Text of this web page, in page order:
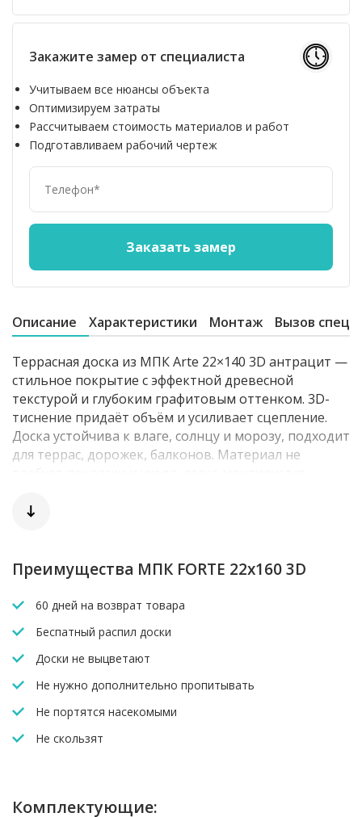
Закажите замер от специалиста
Учитываем все нюансы объекта
Оптимизируем затраты
Рассчитываем стоимость материалов и работ
Подготавливаем рабочий чертеж
Описание Характеристики Монтаж Вызов
Террасная доска из МПК Arte 22×140 3D антрацит —
стильное покрытие с эффектной древесной
текстурой и глубоким графитовым оттенком. 3D-
тиснение придаёт объём и усиливает сцепление.
Доска устойчива к влаге, солнцу и морозу, подходит
для террас, дорожек, балконов. Материал не
бетоном в современных архитектурных решениях.
Преимущества МПК FORTE 22x160 3D
60 дней на возврат товара
Беспатный распил доски
Доски не выцветают
Не нужно дополнительно пропитывать
Не портятся насекомыми
Не скользят
Комплектующие: